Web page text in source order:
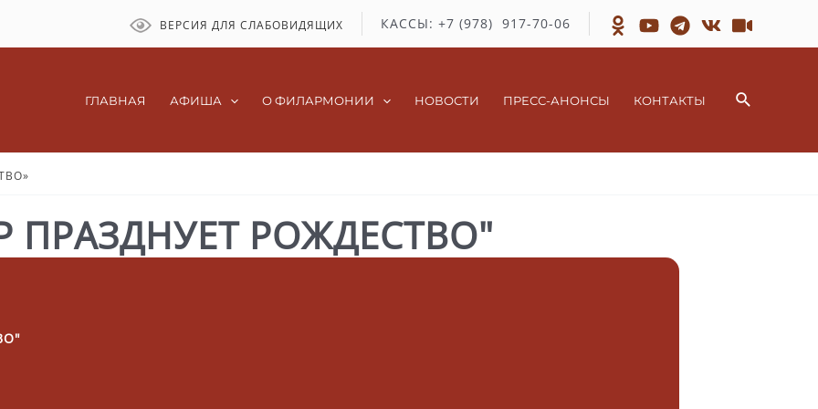
ВЕРСИЯ ДЛЯ СЛАБОВИДЯЩИХ КАССЫ: +7 (978) 917-70-06
ГЛАВНАЯ АФИША О ФИЛАРМОНИИ НОВОСТИ ПРЕСС-АНОНСЫ КОНТАКТЫ Поиск
ПРАЗДНУЕТ РОЖДЕСТВО"